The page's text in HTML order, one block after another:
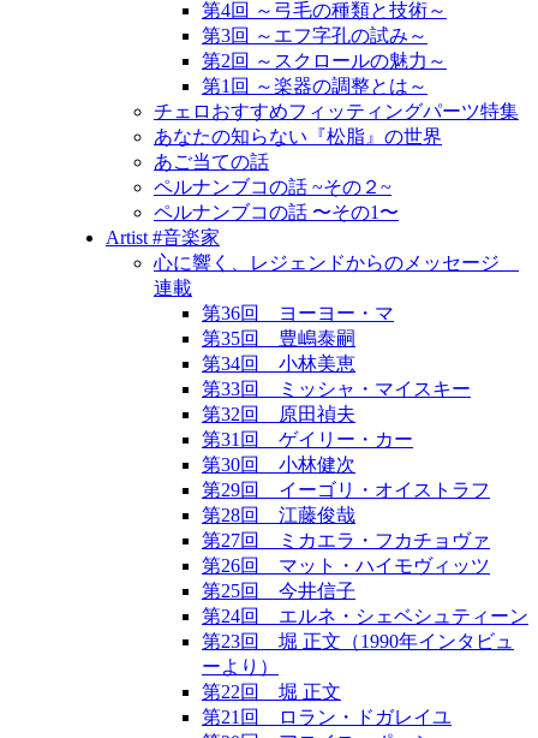
第4回 ～弓毛の種類と技術～
第3回 ～エフ字孔の試み～
第2回 ～スクロールの魅力～
第1回 ～楽器の調整とは～
チェロおすすめフィッティングパーツ特集
あなたの知らない『松脂』の世界
あご当ての話
ペルナンブコの話 ~その２~
ペルナンブコの話 〜その1〜
Artist #音楽家
心に響く、レジェンドからのメッセージ
連載
第36回 ヨーヨー・マ
第35回 豊嶋泰嗣
第34回 小林美恵
第33回 ミッシャ・マイスキー
第32回 原田禎夫
第31回 ゲイリー・カー
第30回 小林健次
第29回 イーゴリ・オイストラフ
第28回 江藤俊哉
第27回 ミカエラ・フカチョヴァ
第26回 マット・ハイモヴィッツ
第25回 今井信子
第24回 エルネ・シェベシュティーン
第23回 堀 正文（1990年インタビュ
ーより）
第22回 堀 正文
第21回 ロラン・ドガレイユ